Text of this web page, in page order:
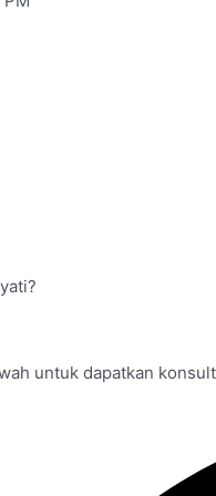
untuk dapatkan